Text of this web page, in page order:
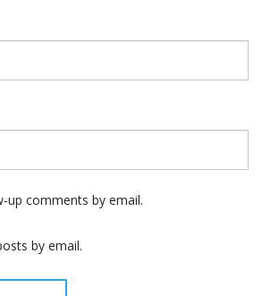
comments by email.
by email.